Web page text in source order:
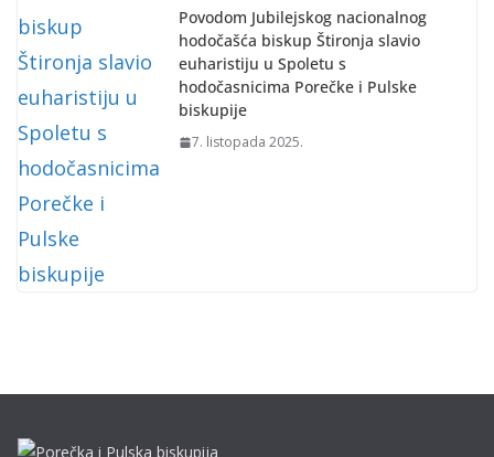
Povodom Jubilejskog nacionalnog
hodočašća biskup Štironja slavio
euharistiju u Spoletu s
hodočasnicima Porečke i Pulske
biskupije
7. listopada 2025.